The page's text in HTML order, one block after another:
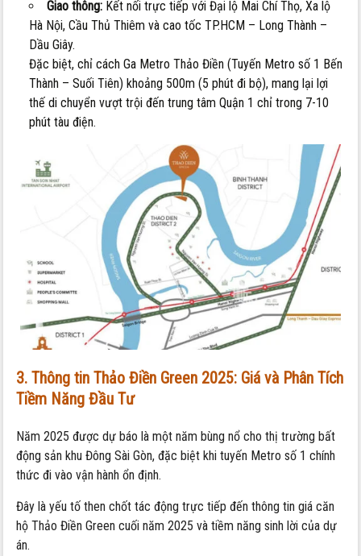
Giao thông: Kết nối trực tiếp với Đại lộ Mai Chí Thọ, Xa lộ
Hà Nội, Cầu Thủ Thiêm và cao tốc TP.HCM – Long Thành –
Dầu Giây.
Đặc biệt, chỉ cách Ga Metro Thảo Điền (Tuyến Metro số 1 Bến
Thành – Suối Tiên) khoảng 500m (5 phút đi bộ), mang lại lợi
thế di chuyển vượt trội đến trung tâm Quận 1 chỉ trong 7-10
phút tàu điện.
3. Thông tin Thảo Điền Green 2025: Giá và Phân Tích
Tiềm Năng Đầu Tư
Năm 2025 được dự báo là một năm bùng nổ cho thị trường bất
động sản khu Đông Sài Gòn, đặc biệt khi tuyến Metro số 1 chính
thức đi vào vận hành ổn định.
Đây là yếu tố then chốt tác động trực tiếp đến thông tin giá căn
hộ Thảo Điền Green cuối năm 2025 và tiềm năng sinh lời của dự
án.